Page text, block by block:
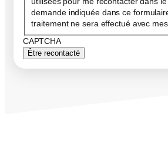
demande indiquée dans ce
traitement ne sera effectué avec
CAPTCHA